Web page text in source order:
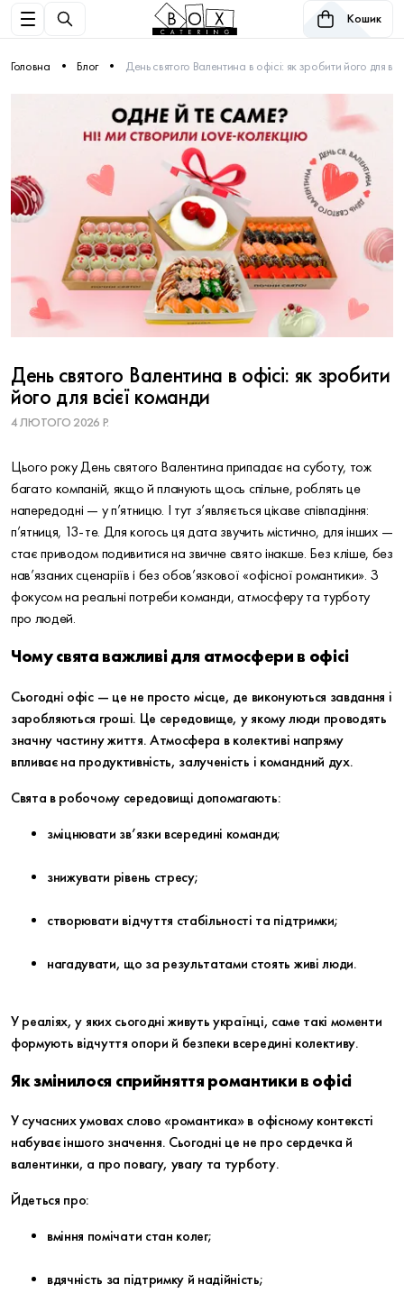
Кошик
Головна Блог День святого Валентина в офісі: як зробити його для
День святого Валентина в офісі: як зробити
його для всієї команди
4 ЛЮТОГО 2026 Р.
Цього року День святого Валентина припадає на суботу, тож
багато компаній, якщо й планують щось спільне, роблять це
напередодні — у п’ятницю. І тут з’являється цікаве співпадіння:
п’ятниця, 13-те. Для когось ця дата звучить містично, для інших —
стає приводом подивитися на звичне свято інакше. Без кліше, без
нав’язаних сценаріїв і без обов’язкової «офісної романтики». З
фокусом на реальні потреби команди, атмосферу та турботу
про людей.
Чому свята важливі для атмосфери в офісі
Сьогодні офіс — це не просто місце, де виконуються завдання і
заробляються гроші. Це середовище, у якому люди проводять
значну частину життя. Атмосфера в колективі напряму
впливає на продуктивність, залученість і командний дух.
Свята в робочому середовищі допомагають:
зміцнювати зв’язки всередині команди;
знижувати рівень стресу;
створювати відчуття стабільності та підтримки;
нагадувати, що за результатами стоять живі люди.
У реаліях, у яких сьогодні живуть українці, саме такі моменти
формують відчуття опори й безпеки всередині колективу.
Як змінилося сприйняття романтики в офісі
У сучасних умовах слово «романтика» в офісному контексті
набуває іншого значення. Сьогодні це не про сердечка й
валентинки, а про повагу, увагу та турботу.
Йдеться про:
вміння помічати стан колег;
вдячність за підтримку й надійність;